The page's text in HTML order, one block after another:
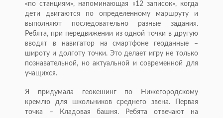
«по станциям», напоминающая «12 записок», когда
дети двигаются по определенному маршруту и
выполняют последовательно разные задания.
Ребята, при передвижении из одной точки в другую
вводят в навигатор на смартфоне геоданные –
широту и долготу точки. Это делает игру не только
познавательной, но актуальной и современной для
учащихся.
Я придумала геокешинг по Нижегородскому
кремлю для школьников среднего звена. Первая
точка – Кладовая башня. Ребята отвечают на